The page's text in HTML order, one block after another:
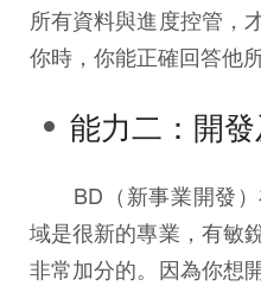
所有資料與進度控管，
你時，你能正確回答他
能力二：開
BD（新事業開發）
域是很新的專業，有敏
非常加分的。因為你想